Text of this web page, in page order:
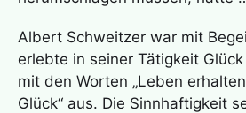
Albert Schweitzer war mit
erlebte in seiner Tätigkeit
mit den Worten „Leben
Glück“ aus. Die Sinnhaftigkeit